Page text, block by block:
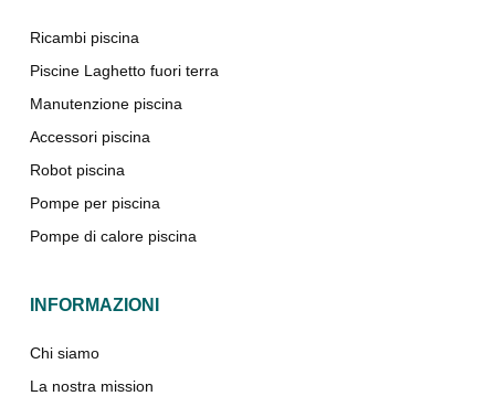
Ricambi piscina
Piscine Laghetto fuori terra
Manutenzione piscina
Accessori piscina
Robot piscina
Pompe per piscina
Pompe di calore piscina
INFORMAZIONI
Chi siamo
La nostra mission